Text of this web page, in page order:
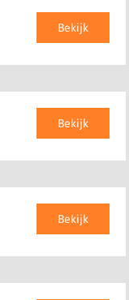
Bekijk
Bekijk
Bekijk